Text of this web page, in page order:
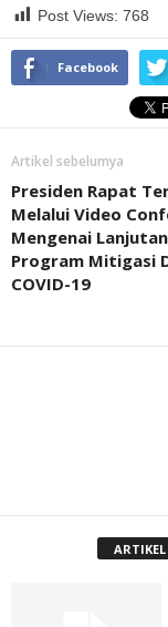
Post Views: 768
Facebook
Artikel sebelumya
Presiden Rapat
Melalui Video
Mengenai Lanjutan
Program Mitigasi
COVID-19